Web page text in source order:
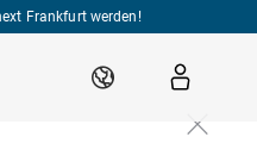
Frankfurt werden!
DE